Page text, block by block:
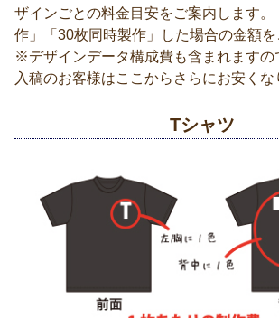
ザインごとの料金目安をご案内します。
作」「30枚同時製作」した場合の金額を
※デザインデータ構成費も含まれますの
入稿のお客様はここからさらにお安くな
Tシャツ